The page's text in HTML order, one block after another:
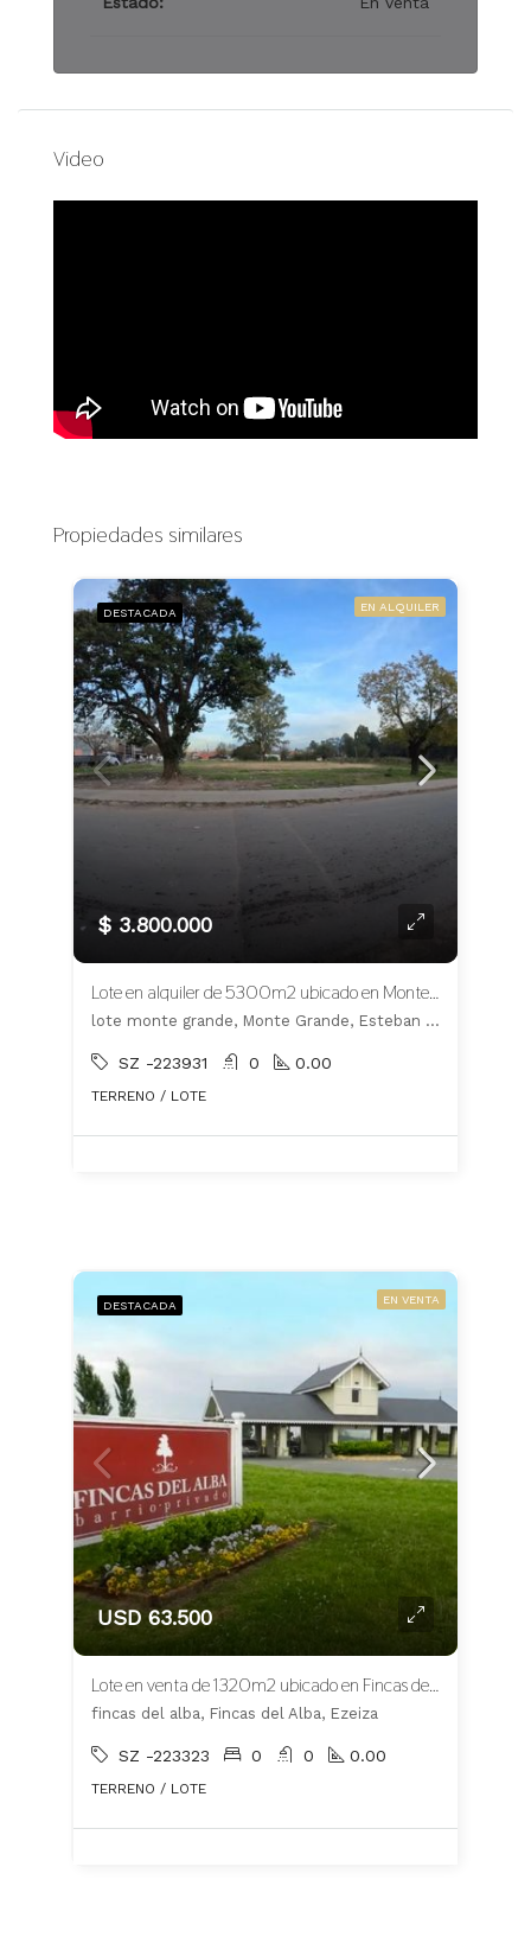
Video
Propiedades similares
DESTACADA EN ALQUILER
$ 3.800.000
Lote en alquiler de 5300m2 ubicado en Monte Grande
lote monte grande, Monte Grande, Esteban Echeverría
SZ -223931 0 0.00
TERRENO / LOTE
DESTACADA EN VENTA
USD 63.500
Lote en venta de 1320m2 ubicado en Fincas del Alba Apto Crédito
fincas del alba, Fincas del Alba, Ezeiza
SZ -223323 0 0 0.00
TERRENO / LOTE